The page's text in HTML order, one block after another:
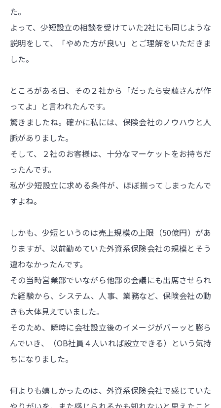
た。
よって、少短設立の相談を受けていた2社にも同じような
説明をして、「やめた方が良い」とご理解をいただきま
した。
ところがある日、その２社から「だったら安藤さんが作
ってよ」と言われたんです。
驚きましたね。確かに私には、保険会社のノウハウと人
脈がありました。
そして、２社のお客様は、十分なマーケットをお持ちだ
ったんです。
私が少短設立に求める条件が、ほぼ揃ってしまったんで
すよね。
しかも、少短というのは売上規模の上限（50億円）があ
りますが、以前勤めていた外資系保険会社の規模とそう
違わなかったんです。
その当時営業部でいながら他部の会議にも出席させられ
た経験から、システム、人事、業務など、保険会社の動
きも大体見えていました。
そのため、瞬時に会社設立後のイメージがバーッと膨ら
んでいき、（OB社員４人いれば設立できる）という気持
ちになりました。
何よりも嬉しかったのは、外資系保険会社で感じていた